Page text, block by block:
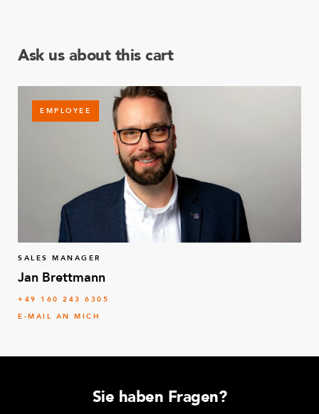
Ask us about this cart
EMPLOYEE
SALES MANAGER
Jan Brettmann
+49 160 243 6305
E-MAIL AN MICH
Sie haben Fragen?